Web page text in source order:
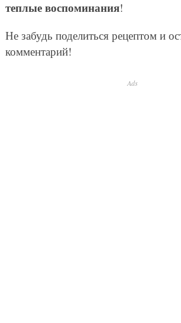
теплые воспоминания!
Не забудь поделиться рецептом и
комментарий!
Ads